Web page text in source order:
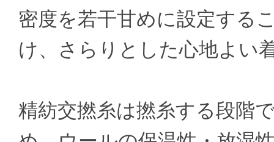
密度を若干甘めに設定する
け、さらりとした心地よい
精紡交撚糸は撚糸する段階